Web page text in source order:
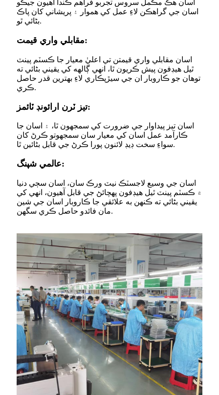
اسان هڪ مڪمل سروس تجربو فراهم ڪندا آهيون جيڪو
اسان جي گراهڪن لاءِ عمل کي هموار ۽ پريشاني کان پاڪ
بڻائي ٿو.
مقابلي واري قيمت:
اسان مقابلي واري قيمتن تي اعليٰ معيار جا ڪسٽم پينٽ
ٿيل هيڊفون پيش ڪريون ٿا، انهي ڳالهه کي يقيني بڻائي ته
توهان جو ڪاروبار ان جي سيڙپڪاري لاءِ بهترين قدر حاصل
ڪري.
تيز ٽرن ارائونڊ ٽائمز:
اسان تيز پيداوار جي ضرورت کي سمجهون ٿا، ۽ اسان جا
ڪارآمد عمل اسان کي معيار سان سمجهوتو ڪرڻ کان
سواءِ سخت ڊيڊ لائنون پورا ڪرڻ جي قابل بڻائين ٿا.
عالمي شپنگ:
اسان جي وسيع لاجسٽڪ نيٽ ورڪ سان، اسان سڄي دنيا
۾ ڪسٽم پينٽ ٿيل هيڊفون پهچائڻ جي قابل آهيون، انهي کي
يقيني بڻائي ته ڪنهن به علائقي جا ڪاروبار اسان جي شين
مان فائدو حاصل ڪري سگهن.